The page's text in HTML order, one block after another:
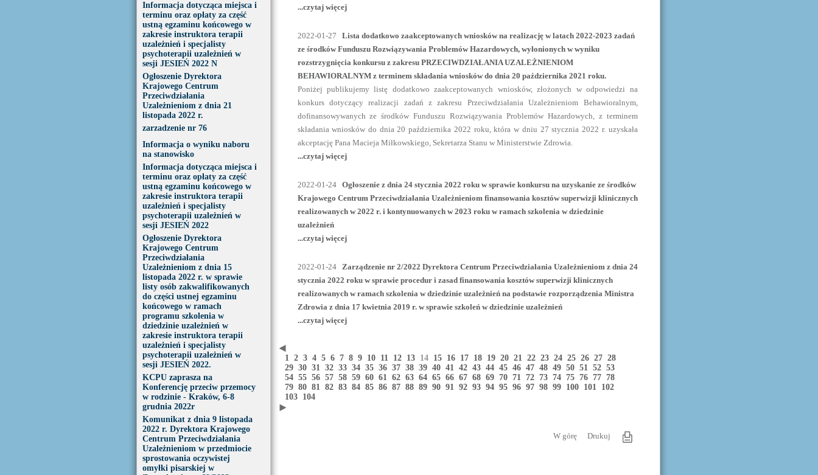
Informacja dotycząca miejsca i
terminu oraz opłaty za część
ustną egzaminu końcowego w
zakresie instruktora terapii
uzależnień i specjalisty
psychoterapii uzależnień w
sesji JESIEŃ 2022 N
Ogłoszenie Dyrektora
Krajowego Centrum
Przeciwdziałania
Uzależnieniom z dnia 21
listopada 2022 r.
zarzadzenie nr 76
Informacja o wyniku naboru
na stanowisko
Informacja dotycząca miejsca i
terminu oraz opłaty za część
ustną egzaminu końcowego w
zakresie instruktora terapii
uzależnień i specjalisty
psychoterapii uzależnień w
sesji JESIEŃ 2022
Ogłoszenie Dyrektora
Krajowego Centrum
Przeciwdziałania
Uzależnieniom z dnia 15
listopada 2022 r. w sprawie
listy osób zakwalifikowanych
do części ustnej egzaminu
końcowego w ramach
programu szkolenia w
dziedzinie uzależnień w
zakresie instruktora terapii
uzależnień i specjalisty
psychoterapii uzależnień w
sesji JESIEŃ 2022.
KCPU zaprasza na
Konferencję przeciw przemocy
w rodzinie - Kraków, 6-8
grudnia 2022r
Komunikat z dnia 9 listopada
2022 r. Dyrektora Krajowego
Centrum Przeciwdziałania
Uzależnieniom w przedmiocie
sprostowania oczywistej
omyłki pisarskiej w
...czytaj więcej
2022-01-27
Lista dodatkowo zaakceptowanych wniosków na realizację w latach 2022-2023 zadań
ze środków Funduszu Rozwiązywania Problemów Hazardowych, wyłonionych w wyniku
rozstrzygnięcia konkursu z zakresu PRZECIWDZIAŁANIA UZALEŻNIENIOM
BEHAWIORALNYM z terminem składania wniosków do dnia 20 października 2021 roku.
Poniżej publikujemy listę dodatkowo zaakceptowanych wniosków, złożonych w odpowiedzi na
konkurs dotyczący realizacji zadań z zakresu Przeciwdziałania Uzależnieniom Behawioralnym,
dofinansowywanych ze środków Funduszu Rozwiązywania Problemów Hazardowych, z terminem
składania wniosków do dnia 20 października 2022 roku, która w dniu 27 stycznia 2022 r. uzyskała
akceptację Pana Macieja Miłkowskiego, Sekretarza Stanu w Ministerstwie Zdrowia.
...czytaj więcej
2022-01-24
Ogłoszenie z dnia 24 stycznia 2022 roku w sprawie konkursu na uzyskanie ze środków
Krajowego Centrum Przeciwdziałania Uzależnieniom finansowania kosztów superwizji klinicznych
realizowanych w 2022 r. i kontynuowanych w 2023 roku w ramach szkolenia w dziedzinie
uzależnień
...czytaj więcej
2022-01-24
Zarządzenie nr 2/2022 Dyrektora Centrum Przeciwdziałania Uzależnieniom z dnia 24
stycznia 2022 roku w sprawie procedur i zasad finansowania kosztów superwizji klinicznych
realizowanych w ramach szkolenia w dziedzinie uzależnień na podstawie rozporządzenia Ministra
Zdrowia z dnia 17 kwietnia 2019 r. w sprawie szkoleń w dziedzinie uzależnień
...czytaj więcej
1 2 3 4 5 6 7 8 9 10 11 12 13 14 15 16 17 18 19 20 21 22 23 24 25 26 27 28
29 30 31 32 33 34 35 36 37 38 39 40 41 42 43 44 45 46 47 48 49 50 51 52 53
54 55 56 57 58 59 60 61 62 63 64 65 66 67 68 69 70 71 72 73 74 75 76 77 78
79 80 81 82 83 84 85 86 87 88 89 90 91 92 93 94 95 96 97 98 99 100 101 102
103 104
W górę Drukuj